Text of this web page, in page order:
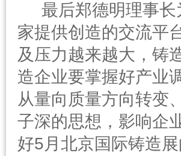
最后郑德明理事长
家提供创造的交流平
及压力越来越大，铸
造企业要掌握好产业
从量向质量方向转变
子深的思想，影响企
好5月北京国际铸造展